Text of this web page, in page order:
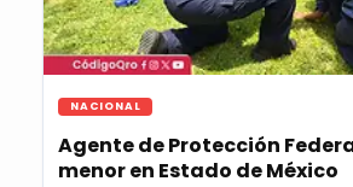
NACIONAL
Agente de Protección
menor en Estado de México